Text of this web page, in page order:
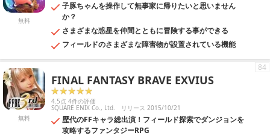
無料
子豚ちゃんを操作して無事家に帰りたいと思いません
か？
さまざまな惑星を仲間とともに冒険する事ができる
フィールドのさまざまな障害物が設置されている機能
無料
FINAL FANTASY BRAVE EXVIUS
4.5点 4件の評価
SQUARE ENIX Co., Ltd. リリース 2015/10/21
歴代のFFキャラ総出演！フィールド探索でダンジョンを
攻略するファンタジーRPG
84